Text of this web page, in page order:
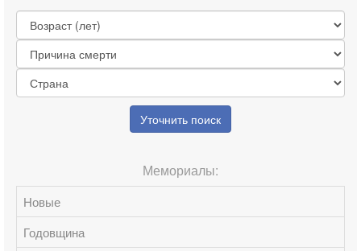
Уточнить поиск
Мемориалы:
Новые
Годовщина